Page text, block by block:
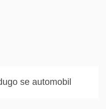
se automobil